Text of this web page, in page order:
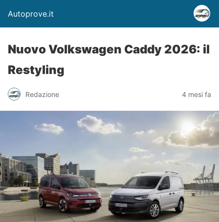
Autoprove.it
Nuovo Volkswagen Caddy 2026: il
Restyling
Redazione 4 mesi fa